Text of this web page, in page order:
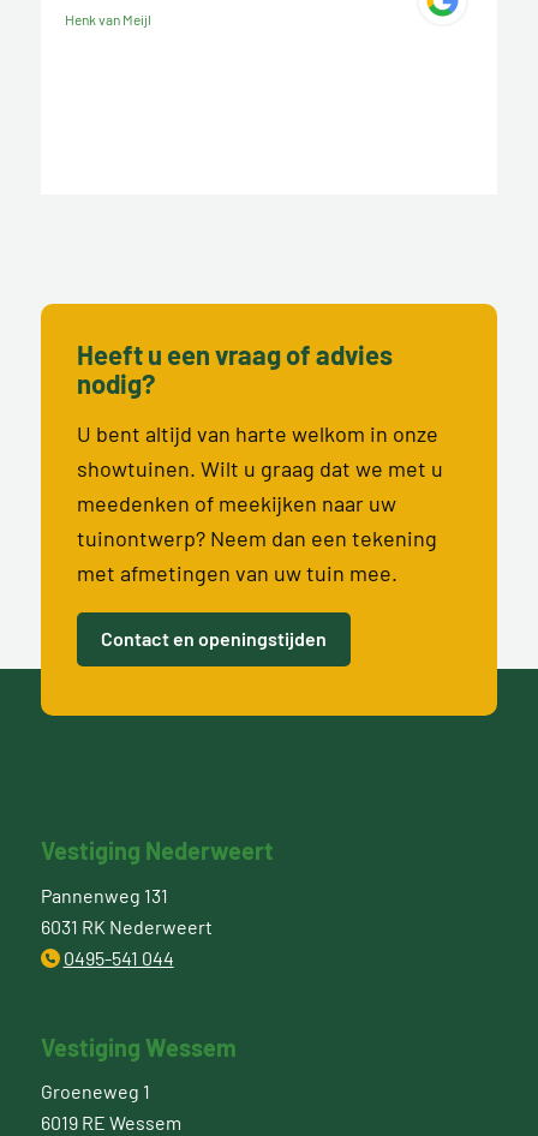
Henk van Meijl
Heeft u een vraag of advies
nodig?
U bent altijd van harte welkom in onze
showtuinen. Wilt u graag dat we met u
meedenken of meekijken naar uw
tuinontwerp? Neem dan een tekening
met afmetingen van uw tuin mee.
Contact en openingstijden
Vestiging Nederweert
Pannenweg 131
6031 RK Nederweert
0495-541 044
Vestiging Wessem
Groeneweg 1
6019 RE Wessem